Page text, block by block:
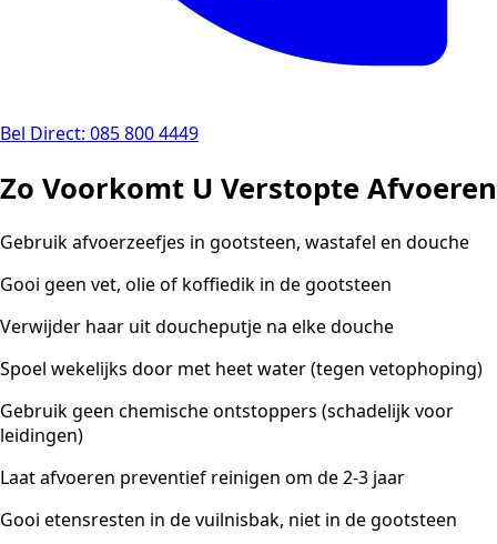
Bel Direct: 085 800 4449
Zo Voorkomt U Verstopte Afvoeren
Gebruik afvoerzeefjes in gootsteen, wastafel en douche
Gooi geen vet, olie of koffiedik in de gootsteen
Verwijder haar uit doucheputje na elke douche
Spoel wekelijks door met heet water (tegen vetophoping)
Gebruik geen chemische ontstoppers (schadelijk voor
leidingen)
Laat afvoeren preventief reinigen om de 2-3 jaar
Gooi etensresten in de vuilnisbak, niet in de gootsteen